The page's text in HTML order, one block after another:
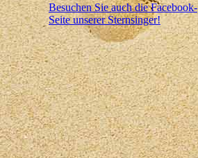
Besuchen Sie auch die Facebook-
Seite unserer Sternsinger!